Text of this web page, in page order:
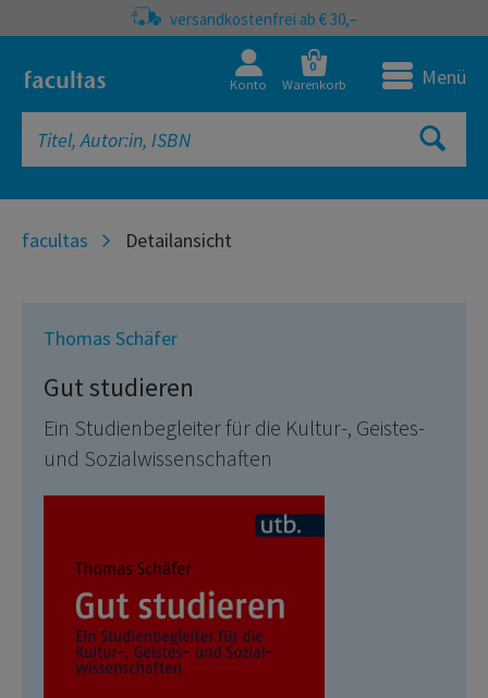
versandkostenfrei ab € 30,–
Konto
0
Warenkorb Menü
facultas Detailansicht
Thomas Schäfer
Gut studieren
Ein Studienbegleiter für die Kultur-, Geistes-
und Sozialwissenschaften